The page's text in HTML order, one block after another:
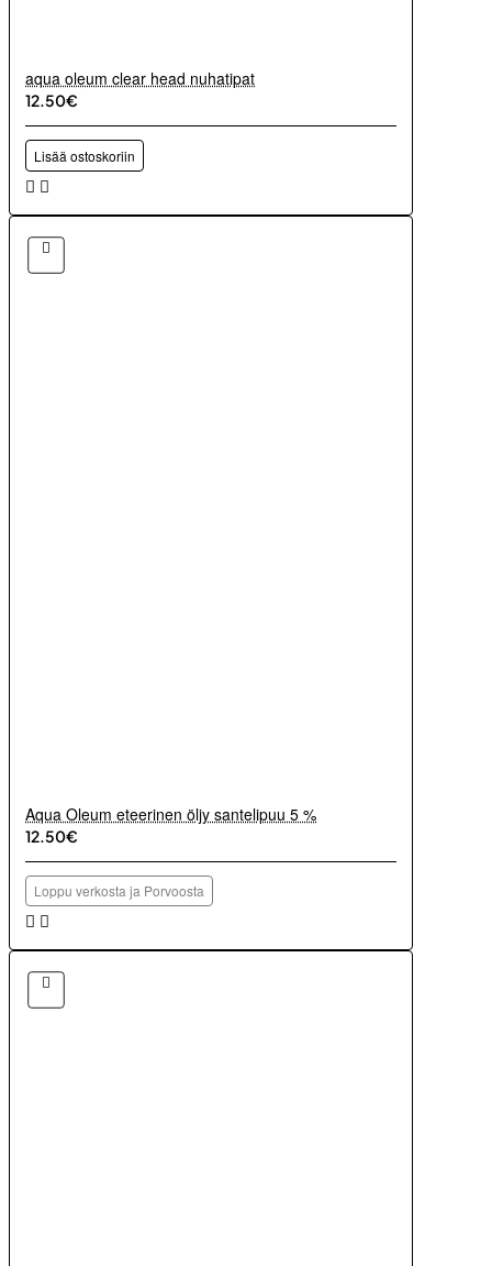
aqua oleum clear head nuhatipat
12.50€
Lisää ostoskoriin
Aqua Oleum eteerinen öljy santelipuu 5 %
12.50€
Loppu verkosta ja Porvoosta